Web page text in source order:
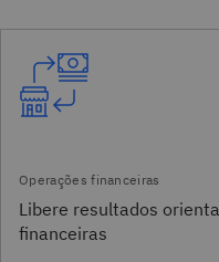
Libere resultados
financeiras